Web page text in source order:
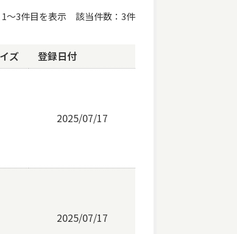
1〜3件目を表示 該当件数 3件
ズ 登録日付
2025/07/17
2025/07/17